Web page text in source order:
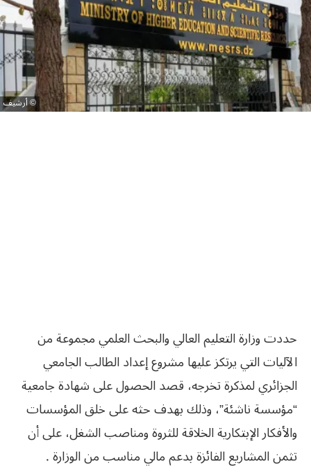
أرشيف
حددت وزارة التعليم العالي والبحث العلمي مجموعة من
الآليات التي يرتكز عليها مشروع إعداد الطالب الجامعي
الجزائري لمذكرة تخرجه، قصد الحصول على شهادة جامعية
“مؤسسة ناشئة”، وذلك بهدف حثه على خلق المؤسسات
والأفكار الإبتكارية الخلاقة للثروة ومناصب الشغل، على أن
تثمن المشاريع الفائزة بدعم مالي مناسب من الوزارة .